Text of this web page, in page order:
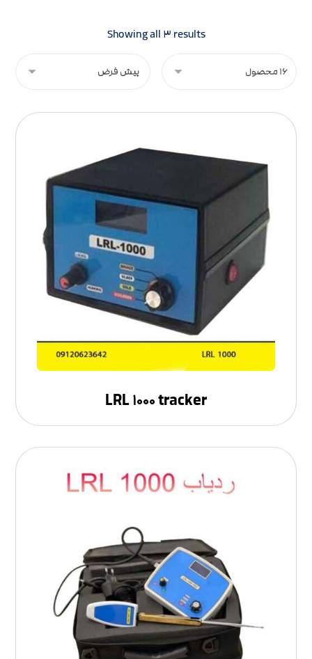
Showing all ۳ results
LRL ۱۰۰۰ tracker